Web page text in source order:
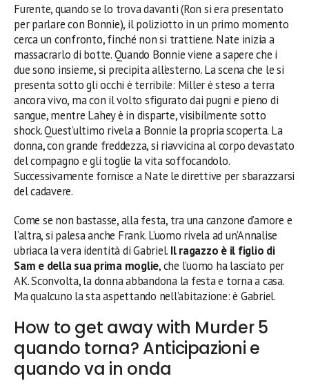
Furente, quando se lo trova davanti (Ron si era presentato
per parlare con Bonnie), il poliziotto in un primo momento
cerca un confronto, finché non si trattiene. Nate inizia a
massacrarlo di botte. Quando Bonnie viene a sapere che i
due sono insieme, si precipita all’esterno. La scena che le si
presenta sotto gli occhi è terribile: Miller è steso a terra
ancora vivo, ma con il volto sfigurato dai pugni e pieno di
sangue, mentre Lahey è in disparte, visibilmente sotto
shock. Quest’ultimo rivela a Bonnie la propria scoperta. La
donna, con grande freddezza, si riavvicina al corpo devastato
del compagno e gli toglie la vita soffocandolo.
Successivamente fornisce a Nate le direttive per sbarazzarsi
del cadavere.
Come se non bastasse, alla festa, tra una canzone d’amore e
l’altra, si palesa anche Frank. L’uomo rivela ad un’Annalise
ubriaca la vera identità di Gabriel. Il ragazzo è il figlio di
Sam e della sua prima moglie, che l’uomo ha lasciato per
AK. Sconvolta, la donna abbandona la festa e torna a casa.
Ma qualcuno la sta aspettando nell’abitazione: è Gabriel.
How to get away with Murder 5
quando torna? Anticipazioni e
quando va in onda